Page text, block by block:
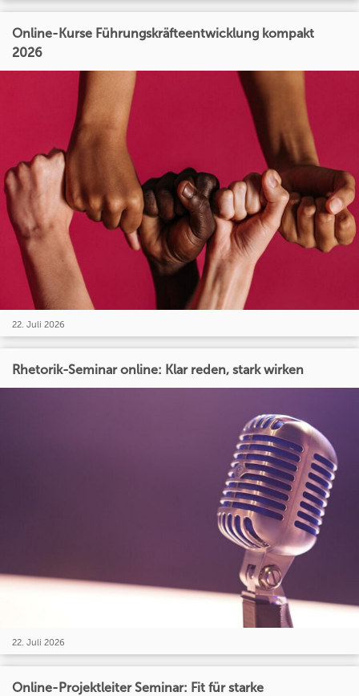
Online-Kurse Führungskräfteentwicklung kompakt
2026
22. Juli 2026
Rhetorik-Seminar online: Klar reden, stark wirken
22. Juli 2026
Online-Projektleiter Seminar: Fit für starke